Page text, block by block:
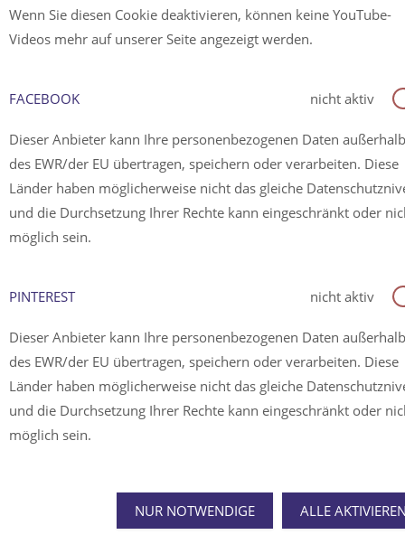
Wenn Sie diesen Cookie deaktivieren, können keine YouTube-
Videos mehr auf unserer Seite angezeigt werden.
FACEBOOK nicht aktiv
Dieser Anbieter kann Ihre personenbezogenen Daten außerhalb
des EWR/der EU übertragen, speichern oder verarbeiten. Diese
Länder haben möglicherweise nicht das gleiche
und die Durchsetzung Ihrer Rechte kann eingeschränkt oder
möglich sein.
PINTEREST nicht aktiv
Dieser Anbieter kann Ihre personenbezogenen Daten außerhalb
des EWR/der EU übertragen, speichern oder verarbeiten. Diese
Länder haben möglicherweise nicht das gleiche
und die Durchsetzung Ihrer Rechte kann eingeschränkt oder
möglich sein.
NUR NOTWENDIGE ALLE